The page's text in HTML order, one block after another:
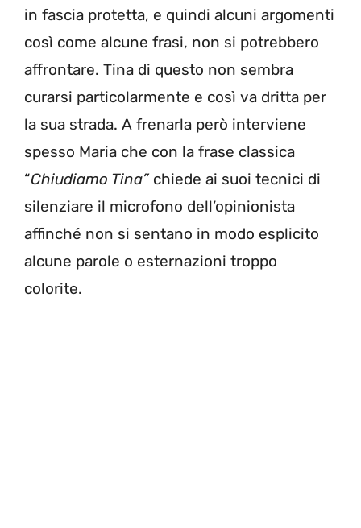
in fascia protetta, e quindi alcuni argomenti
così come alcune frasi, non si potrebbero
affrontare. Tina di questo non sembra
curarsi particolarmente e così va dritta per
la sua strada. A frenarla però interviene
spesso Maria che con la frase classica
“Chiudiamo Tina” chiede ai suoi tecnici di
silenziare il microfono dell’opinionista
affinché non si sentano in modo esplicito
alcune parole o esternazioni troppo
colorite.